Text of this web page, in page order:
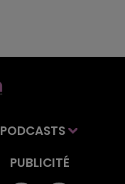
PODCASTS
PUBLICITÉ